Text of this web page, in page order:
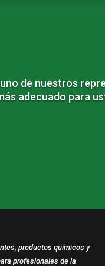
de nuestros
adecuado para
productos químicos y
profesionales de la